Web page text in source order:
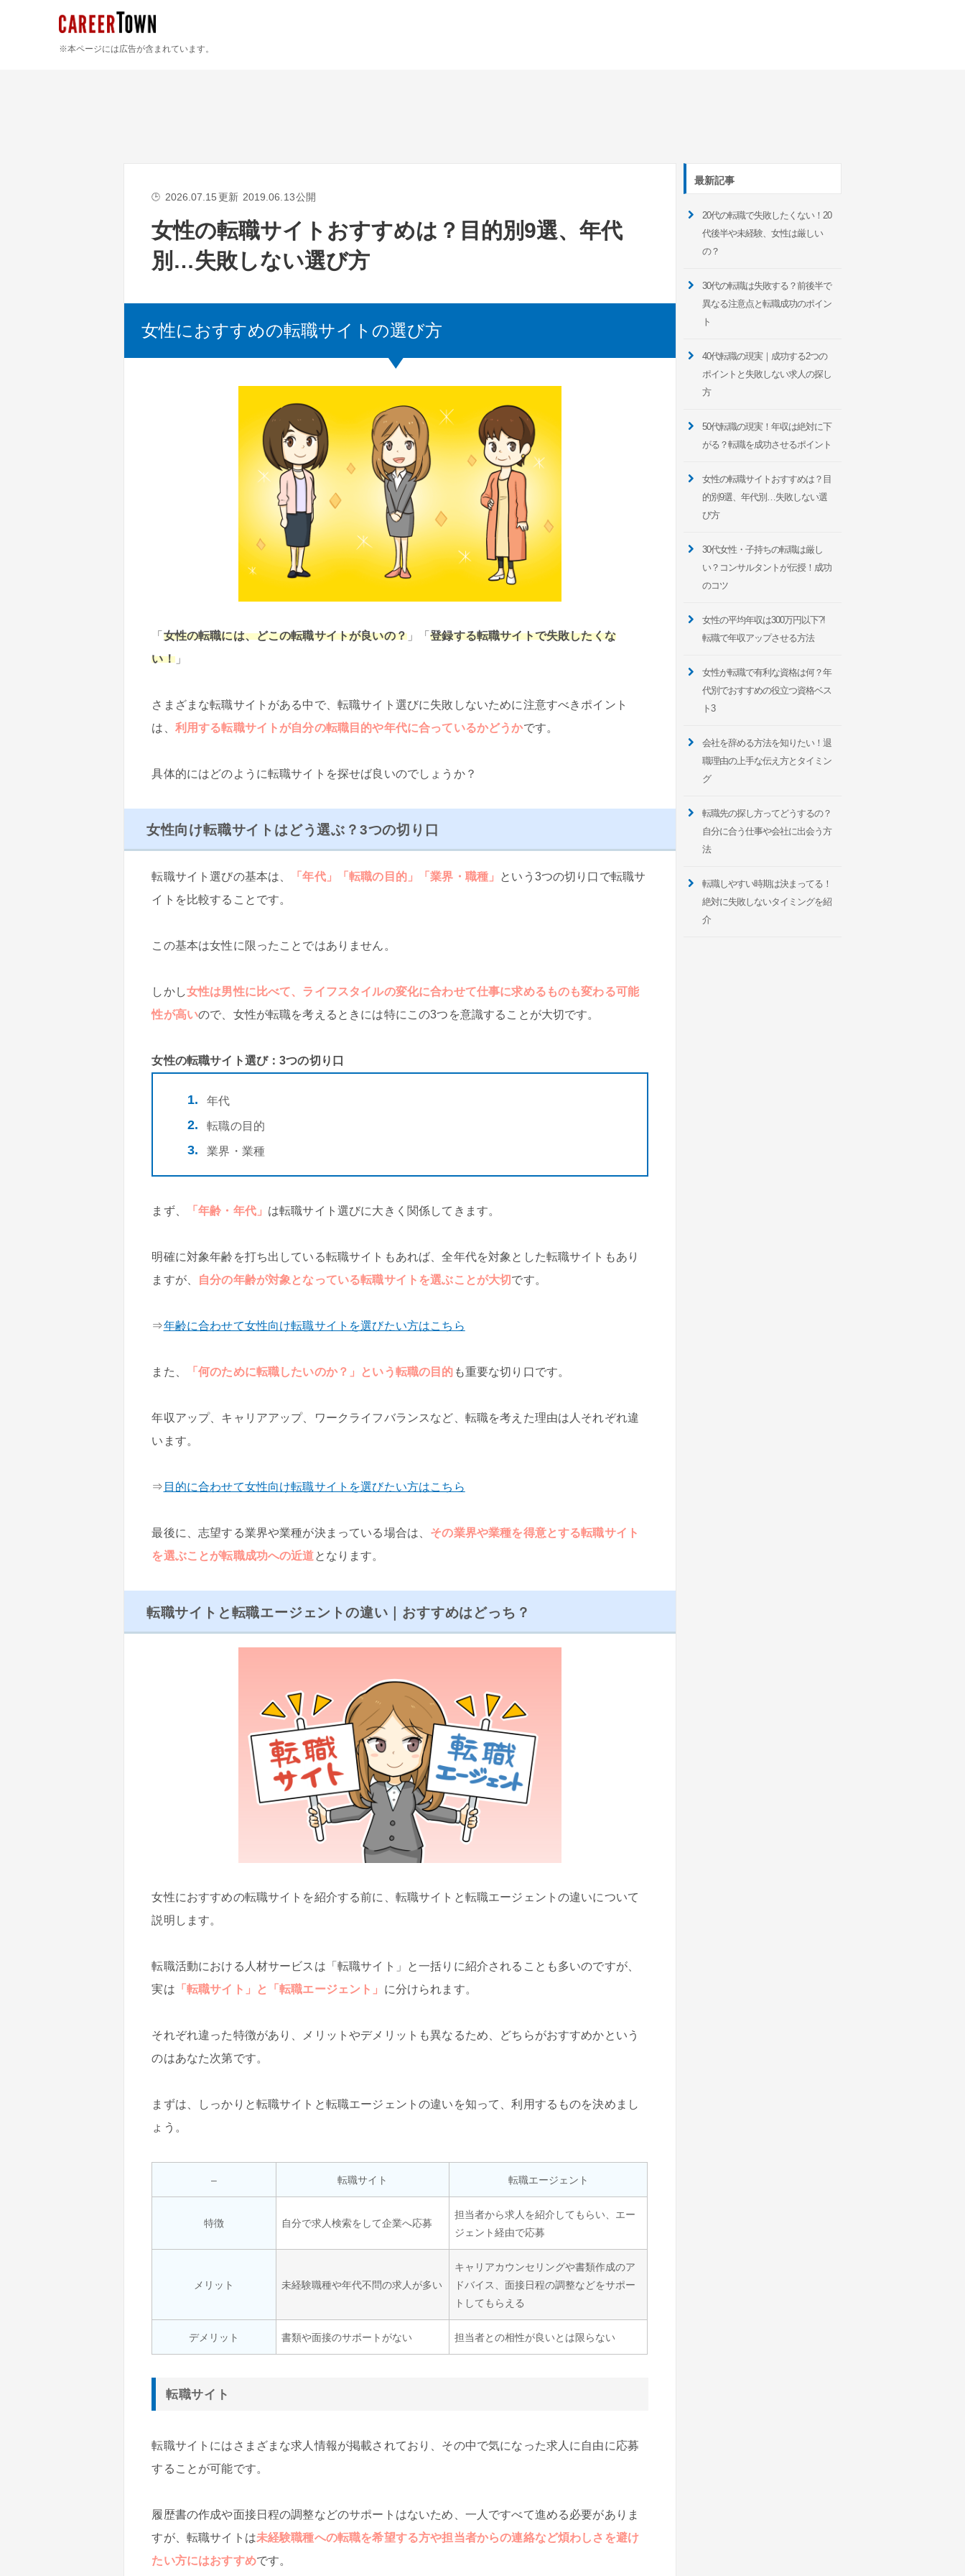
※本ページには広告が含まれています。
🕒 2026.07.15更新 2019.06.13公開
女性の転職サイトおすすめは？目的別9選、年代
別…失敗しない選び方
女性におすすめの転職サイトの選び方
「 女性の転職には、どこの転職サイトが良いの？」「登録する転職サイトで失敗したくな
い！」
さまざまな転職サイトがある中で、転職サイト選びに失敗しないために注意すべきポイント
は、 利用する転職サイトが自分の転職目的や年代に合っているかどうかです。
具体的にはどのように転職サイトを探せば良いのでしょうか？
女性向け転職サイトはどう選ぶ？3つの切り口
転職サイト選びの基本は、 「年代」「転職の目的」「業界・職種」
という3つの切り口で転職サ
イトを比較することです。
この基本は女性に限ったことではありません。
しかし女性は男性に比べて、ライフスタイルの変化に合わせて仕事に求めるものも変わる可能
性が高いので、女性が転職を考えるときには特にこの3つを意識することが大切です。
女性の転職サイト選び：3つの切り口
年代
転職の目的
業界・業種
まず、 「年齢・年代」 は転職サイト選びに大きく関係してきます。
明確に対象年齢を打ち出している転職サイトもあれば、全年代を対象とした転職サイトもあり
ますが、
自分の年齢が対象となっている転職サイトを選ぶことが大切 です。
⇒年齢に合わせて女性向け転職サイトを選びたい方はこちら
また、 「何のために転職したいのか？」という転職の目的 も重要な切り口です。
年収アップ、キャリアアップ、ワークライフバランスなど、転職を考えた理由は人それぞれ違
います。
⇒ 目的に合わせて女性向け転職サイトを選びたい方はこちら
最後に、志望する業界や業種が決まっている場合は、 その業界や業種を得意とする転職サイト
を選ぶことが転職成功への近道となります。
転職サイトと転職エージェントの違い｜おすすめはどっち？
女性におすすめの転職サイトを紹介する前に、転職サイトと転職エージェントの違いについて
説明します。
転職活動における人材サービスは「転職サイト」と一括りに紹介されることも多いのですが、
実は 「転職サイト」と「転職エージェント」 に分けられます。
それぞれ違った特徴があり、メリットやデメリットも異なるため、どちらがおすすめかという
のはあなた次第です。
まずは、しっかりと転職サイトと転職エージェントの違いを知って、利用するものを決めまし
ょう。
– 転職サイト 転職エージェント
特徴 自分で求人検索をして企業へ応募
担当者から求人を紹介してもらい、エー
ジェント経由で応募
メリット 未経験職種や年代不問の求人が多い
キャリアカウンセリングや書類作成のア
ドバイス、面接日程の調整などをサポー
トしてもらえる
デメリット 書類や面接のサポートがない 担当者との相性が良いとは限らない
転職サイト
転職サイトにはさまざまな求人情報が掲載されており、その中で気になった求人に自由に応募
することが可能です。
履歴書の作成や面接日程の調整などのサポートはないため、一人ですべて進める必要がありま
すが、転職サイトは未経験職種への転職を希望する方や担当者からの連絡など煩わしさを避け
たい方にはおすすめです。
最新記事
20代の転職で失敗したくない！20
代後半や未経験、女性は厳しい
の？
30代の転職は失敗する？前後半で
異なる注意点と転職成功のポイン
ト
40代転職の現実｜成功する2つの
ポイントと失敗しない求人の探し
方
50代転職の現実！年収は絶対に下
がる？転職を成功させるポイント
女性の転職サイトおすすめは？目
的別9選、年代別…失敗しない選
び方
30代女性・子持ちの転職は厳し
い？コンサルタントが伝授！成功
のコツ
女性の平均年収は300万円以下?!
転職で年収アップさせる方法
女性が転職で有利な資格は何？年
代別でおすすめの役立つ資格ベス
ト3
会社を辞める方法を知りたい！退
職理由の上手な伝え方とタイミン
グ
転職先の探し方ってどうするの？
自分に合う仕事や会社に出会う方
法
転職しやすい時期は決まってる！
絶対に失敗しないタイミングを紹
介